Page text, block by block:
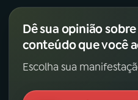
Dê sua opinião
conteúdo que você
Escolha sua